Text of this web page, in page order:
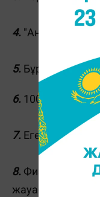
4. "Анау" өсімдік
5. Бұрыштан
6. 100 долларлық
7. Егер жауын
8. Физика былай
жауабынша,